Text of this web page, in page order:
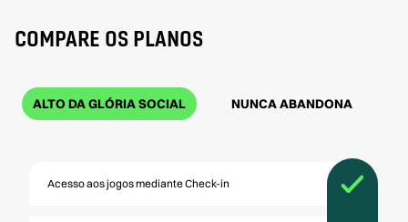
COMPARE OS PLANOS
ALTO DA GLÓRIA SOCIAL NUNCA ABANDONA
Acesso aos jogos mediante Check-in